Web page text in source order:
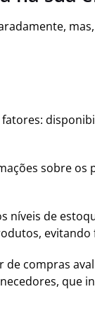
sobre os
níveis de
evitando
de compras
que